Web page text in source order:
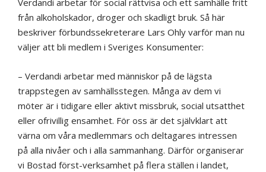
Verdandi arbetar för social rättvisa och ett samhälle fritt
från alkoholskador, droger och skadligt bruk. Så här
beskriver förbundssekreterare Lars Ohly varför man nu
väljer att bli medlem i Sveriges Konsumenter:
– Verdandi arbetar med människor på de lägsta
trappstegen av samhällsstegen. Många av dem vi
möter är i tidigare eller aktivt missbruk, social utsatthet
eller ofrivillig ensamhet. För oss är det självklart att
värna om våra medlemmars och deltagares intressen
på alla nivåer och i alla sammanhang. Därför organiserar
vi Bostad först-verksamhet på flera ställen i landet,